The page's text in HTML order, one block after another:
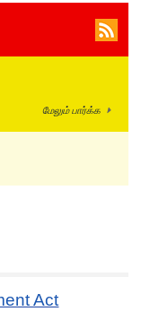
மேலும் பார்க்க
Act